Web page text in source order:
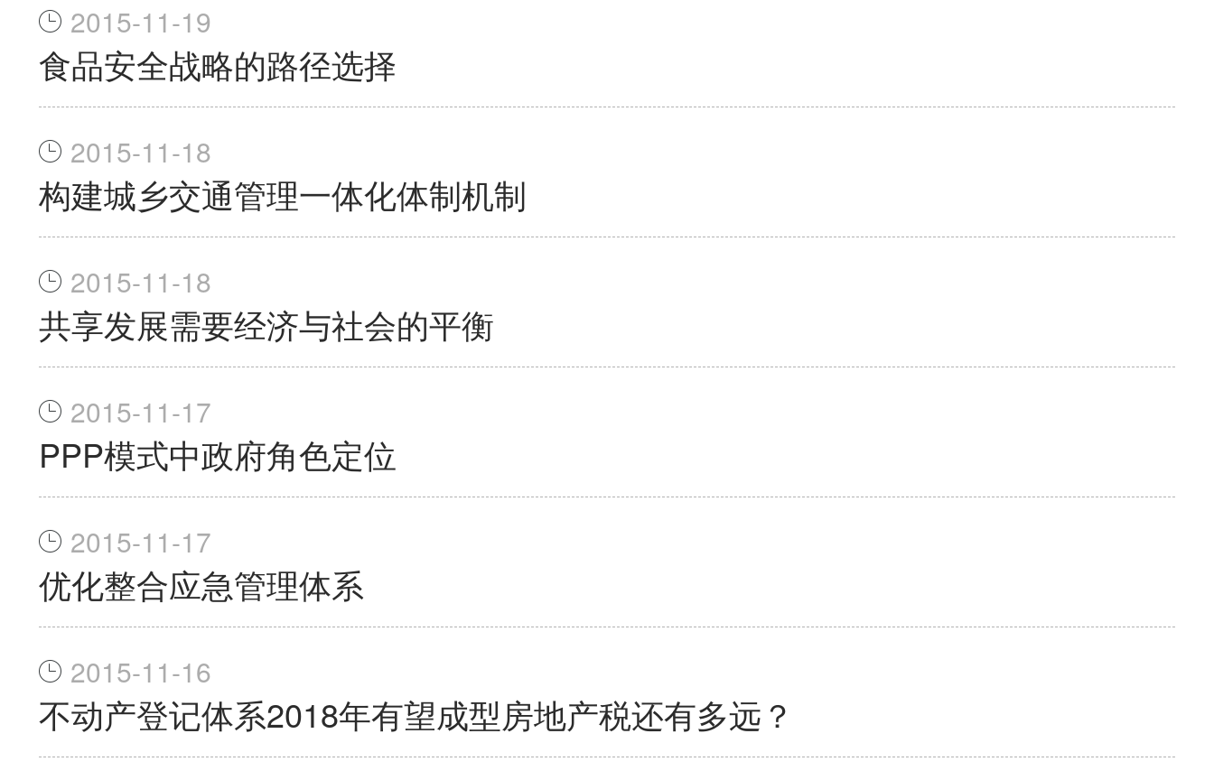
2015-11-19
食品安全战略的路径选择
2015-11-18
构建城乡交通管理一体化体制机制
2015-11-18
共享发展需要经济与社会的平衡
2015-11-17
PPP模式中政府角色定位
2015-11-17
优化整合应急管理体系
2015-11-16
不动产登记体系2018年有望成型房地产税还有多远？